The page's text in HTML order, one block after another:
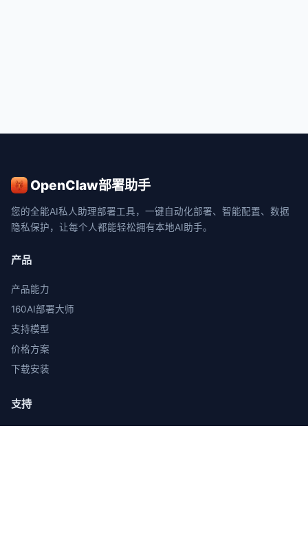
OpenClaw部署助手
您的全能AI私人助理部署工具，一键自动化部署、智能配置、数据
隐私保护，让每个人都能轻松拥有本地AI助手。
产品
产品能力
160AI部署大师
支持模型
价格方案
下载安装
支持